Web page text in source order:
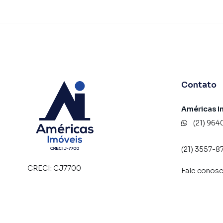
CRECI: CJ7700
Contato
Américas
(21)
(21) 3557-
Fale